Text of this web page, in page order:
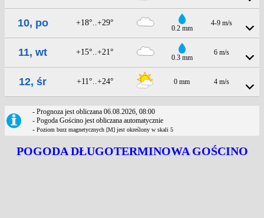
10, po +18°..+29°
0.2 mm
4-9 m/s
11, wt +15°..+21°
0.3 mm
6 m/s
12, śr +11°..+24° 0 mm 4 m/s
- Prognoza jest obliczana 06.08.2026, 08:00
- Pogoda Gościno jest obliczana automatycznie
- Poziom burz magnetycznych [M] jest określony w skali 5
POGODA DŁUGOTERMINOWA GOŚCINO